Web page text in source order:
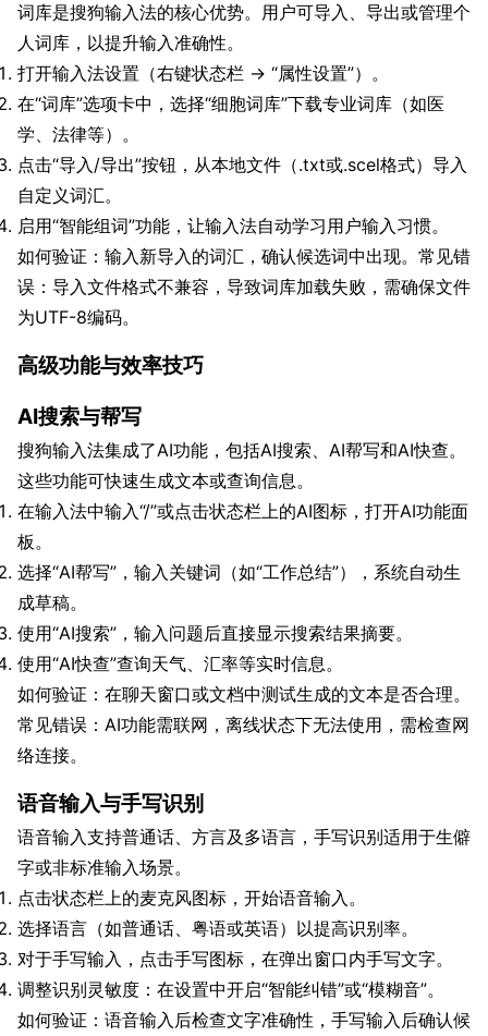
词库是搜狗输入法的核心优势。用户可导入、导出或管理个
人词库，以提升输入准确性。
打开输入法设置（右键状态栏 -> “属性设置”）。
在“词库”选项卡中，选择“细胞词库”下载专业词库（如医
学、法律等）。
点击“导入/导出”按钮，从本地文件（.txt或.scel格式）导入
自定义词汇。
启用“智能组词”功能，让输入法自动学习用户输入习惯。
如何验证：输入新导入的词汇，确认候选词中出现。常见错
误：导入文件格式不兼容，导致词库加载失败，需确保文件
为UTF-8编码。
高级功能与效率技巧
AI搜索与帮写
搜狗输入法集成了AI功能，包括AI搜索、AI帮写和AI快查。
这些功能可快速生成文本或查询信息。
在输入法中输入“/”或点击状态栏上的AI图标，打开AI功能面
板。
选择“AI帮写”，输入关键词（如“工作总结”），系统自动生
成草稿。
使用“AI搜索”，输入问题后直接显示搜索结果摘要。
使用“AI快查”查询天气、汇率等实时信息。
如何验证：在聊天窗口或文档中测试生成的文本是否合理。
常见错误：AI功能需联网，离线状态下无法使用，需检查网
络连接。
语音输入与手写识别
语音输入支持普通话、方言及多语言，手写识别适用于生僻
字或非标准输入场景。
点击状态栏上的麦克风图标，开始语音输入。
选择语言（如普通话、粤语或英语）以提高识别率。
对于手写输入，点击手写图标，在弹出窗口内手写文字。
调整识别灵敏度：在设置中开启“智能纠错”或“模糊音”。
如何验证：语音输入后检查文字准确性，手写输入后确认候